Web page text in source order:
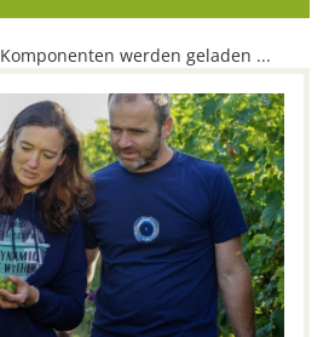
Komponenten werden geladen ...